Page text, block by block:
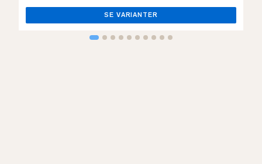
SE VARIANTER